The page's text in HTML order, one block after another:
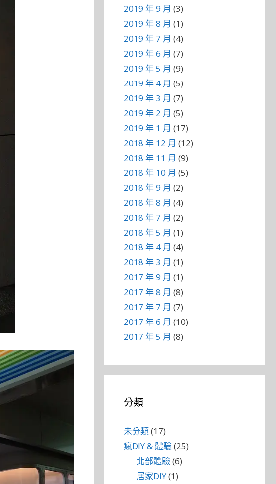
2019 年 9 月 (3)
2019 年 8 月 (1)
2019 年 7 月 (4)
2019 年 6 月 (7)
2019 年 5 月 (9)
2019 年 4 月 (5)
2019 年 3 月 (7)
2019 年 2 月 (5)
2019 年 1 月 (17)
2018 年 12 月 (12)
2018 年 11 月 (9)
2018 年 10 月 (5)
2018 年 9 月 (2)
2018 年 8 月 (4)
2018 年 7 月 (2)
2018 年 5 月 (1)
2018 年 4 月 (4)
2018 年 3 月 (1)
2017 年 9 月 (1)
2017 年 8 月 (8)
2017 年 7 月 (7)
2017 年 6 月 (10)
2017 年 5 月 (8)
分類
未分類(17)
瘋DIY & 體驗(25)
北部體驗(6)
居家DIY(1)